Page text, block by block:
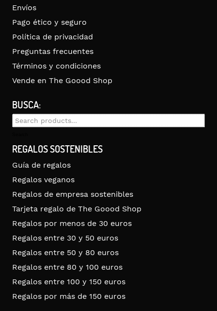
Envíos
Pago ético y seguro
Política de privacidad
Preguntas frecuentes
Términos y condiciones
Vende en The Goood Shop
BUSCA:
Search
REGALOS SOSTENIBLES
Guía de regalos
Regalos veganos
Regalos de empresa sostenibles
Tarjeta regalo de The Goood Shop
Regalos por menos de 30 euros
Regalos entre 30 y 50 euros
Regalos entre 50 y 80 euros
Regalos entre 80 y 100 euros
Regalos entre 100 y 150 euros
Regalos por más de 150 euros